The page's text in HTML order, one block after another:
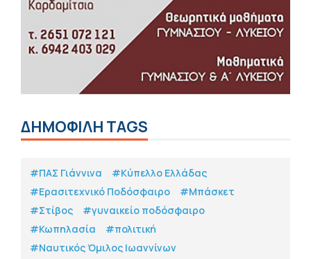
ΔΗΜΟΦΙΛΗ TAGS
#ΠΑΣ Γιάννινα
#Κύπελλο Ελλάδας
#Eρασιτεχνικό Ποδόσφαιρο
#Μπάσκετ
#Στίβος
#γυναικείο ποδόσφαιρο
#Κωπηλασία
#πολιτική
#Ναυτικός Όμιλος Ιωαννίνων